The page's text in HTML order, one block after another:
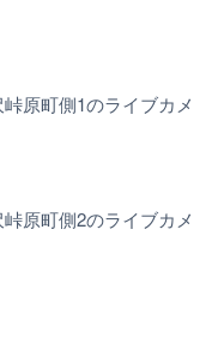
原町側1のライブカメ
原町側2のライブカメ
之島町亀津のライブカ
信元：Tokki Works
LIVE
井川水門付近から比井
信元：日高町役場
LIVE